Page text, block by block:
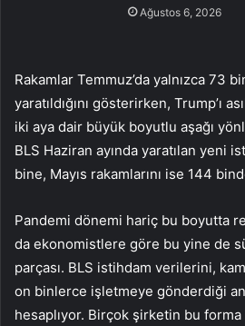
Ağustos 6, 2026
Rakamlar Temmuz’da yalnızca 73
yaratıldığını gösterirken, Trump’ı
iki aya dair büyük boyutlu aşağı
BLS Haziran ayında yaratılan yeni
bine, Mayıs rakamlarını ise 144
Pandemi dönemi hariç bu boyutta
da ekonomistlere göre bu yine de
parçası. BLS istihdam verilerini,
on binlerce işletmeye gönderdiği
hesaplıyor. Birçok şirketin bu forma